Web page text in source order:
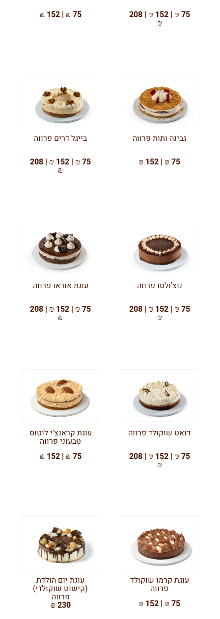
75 ₪ | 152 ₪ | 208
₪
75 ₪ | 152 ₪
גבינה ותות פרווה
75 ₪ | 152 ₪
בייגל דרים פרווה
75 ₪ | 152 ₪ | 208
₪
נוצ'ולטו פרווה
75 ₪ | 152 ₪ | 208
₪
עוגת אוראו פרווה
75 ₪ | 152 ₪ | 208
₪
דואט שוקולד פרווה
75 ₪ | 152 ₪ | 208
₪
עוגת קראנצ'י לוטוס
טבעוני פרווה
75 ₪ | 152 ₪
עוגת קרמו שוקולד
פרווה
75 ₪ | 152 ₪
עוגת יום הולדת
(קישוט שוקולדי)
פרווה
230 ₪